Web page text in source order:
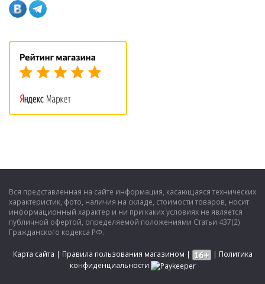
Вся представленная на сайте информация, касающаяся технических
характеристик, фото, наличия на складе, стоимости товаров, носит
информационный характер и ни при каких условиях не является
публичной офертой, определяемой положениями Статьи 437(2)
Гражданского кодекса РФ.
Карта сайта | Правила пользования магазином | | Политика
конфиденциальности